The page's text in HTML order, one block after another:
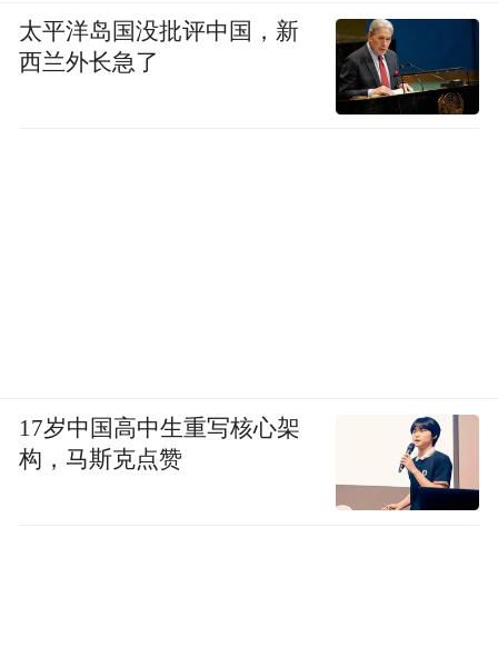
太平洋岛国没批评中国，新
西兰外长急了
17岁中国高中生重写核心架
构，马斯克点赞